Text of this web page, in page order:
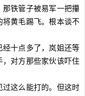
铁管子被易军一把攥
黄毛踢飞。根本谈不
十点多了，岚姐还等
对方那些家伙该吓住
这么能打的。但这时